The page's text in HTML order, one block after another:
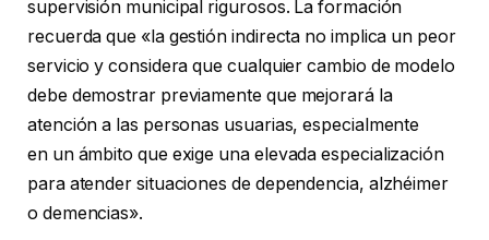
supervisión municipal rigurosos. La formación
recuerda que «la gestión indirecta no implica un peor
servicio y considera que cualquier cambio de modelo
debe demostrar previamente que mejorará la
atención a las personas usuarias, especialmente
en un ámbito que exige una elevada especialización
para atender situaciones de dependencia, alzhéimer
o demencias».